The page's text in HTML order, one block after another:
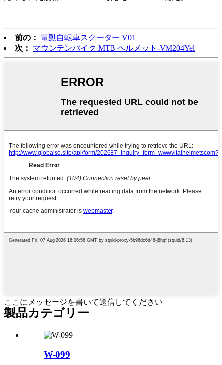
前の：
電動自転車スクーター V01
次：
マウンテンバイク MTB ヘルメット-VM204Yel
ここにメッセージを書いて送信してください
製品カテゴリー
W-099